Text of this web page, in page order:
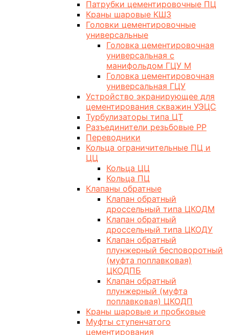
Патрубки цементировочные ПЦ
Краны шаровые КШЗ
Головки цементировочные
универсальные
Головка цементировочная
универсальная с
манифольдом ГЦУ М
Головка цементировочная
универсальная ГЦУ
Устройство экранирующее для
цементирования скважин УЭЦС
Турбулизаторы типа ЦТ
Разъединители резьбовые РР
Переводники
Кольца ограничительные ПЦ и
ЦЦ
Кольца ЦЦ
Кольца ПЦ
Клапаны обратные
Клапан обратный
дроссельный типа ЦКОДМ
Клапан обратный
дроссельный типа ЦКОДУ
Клапан обратный
плунжерный бесповоротный
(муфта поплавковая)
ЦКОДПБ
Клапан обратный
плунжерный (муфта
поплавковая) ЦКОДП
Краны шаровые и пробковые
Муфты ступенчатого
цементирования